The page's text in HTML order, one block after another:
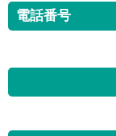
電話番号